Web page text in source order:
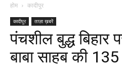
होम कादीपुर
कादीपुर ताज़ा ख़बरें
पंचशील बुद्ध बिहार
बाबा साहब की